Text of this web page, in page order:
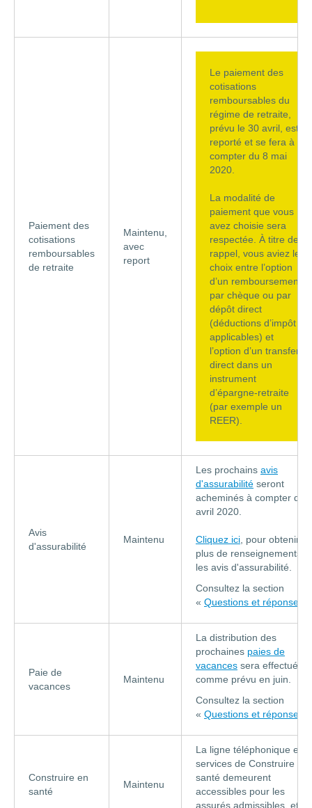
Paiement des
cotisations
remboursables
de retraite
Maintenu,
avec
report
Le paiement des
cotisations
remboursables du
régime de retraite,
prévu le 30 avril, est
reporté et se fera à
compter du 8 mai
2020.
La modalité de
paiement que vous
avez choisie sera
respectée. À titre de
rappel, vous aviez le
choix entre l’option
d’un remboursement
par chèque ou par
dépôt direct
(déductions d’impôt
applicables) et
l’option d’un transfert
direct dans un
instrument
d’épargne-retraite
(par exemple un
REER).
Avis
d'assurabilité
Maintenu
Les prochains avis
d'assurabilité seront
acheminés à compter du
avril 2020.
Cliquez ici , pour obtenir
plus de renseignements
les avis d'assurabilité.
Consultez la section
« Questions et réponses
Paie de
vacances
Maintenu
La distribution des
prochaines paies de
vacances sera effectuée
comme prévu en juin.
Consultez la section
« Questions et réponses
Construire en
santé
Maintenu
La ligne téléphonique et
services de Construire en
santé demeurent
accessibles pour les
assurés admissibles, et